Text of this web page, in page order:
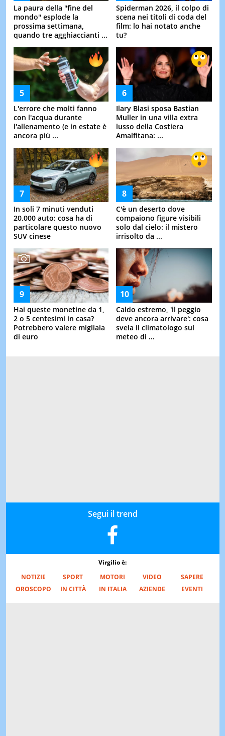
La paura della "fine del
mondo" esplode la
prossima settimana,
quando tre agghiaccianti ...
Spiderman 2026, il colpo di
scena nei titoli di coda del
film: lo hai notato anche
tu?
L'errore che molti fanno
con l'acqua durante
l'allenamento (e in estate è
ancora più ...
Ilary Blasi sposa Bastian
Muller in una villa extra
lusso della Costiera
Amalfitana: ...
In soli 7 minuti venduti
20.000 auto: cosa ha di
particolare questo nuovo
SUV cinese
C'è un deserto dove
compaiono figure visibili
solo dal cielo: il mistero
irrisolto da ...
Hai queste monetine da 1,
2 o 5 centesimi in casa?
Potrebbero valere migliaia
di euro
Caldo estremo, 'il peggio
deve ancora arrivare': cosa
svela il climatologo sul
meteo di ...
Segui il trend
Virgilio è:
NOTIZIE
SPORT MOTORI VIDEO
SAPERE
OROSCOPO
IN CITTÀ IN ITALIA AZIENDE EVENTI